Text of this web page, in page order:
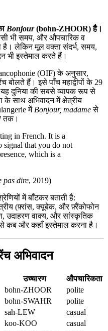
Bonjour(bohn-ZHOOR) है।
भी समय, और औपचारिक व
है। लेकिन मूल वक्ता संदर्भ, समय,
भी इस्तेमाल करते हैं।
(OIF) के अनुसार,
बोलते हैं। इसे पाँच महाद्वीपों के 29
यह दुनिया की सबसे व्यापक रूप से
साथ अभिवादन में क्षेत्रीय
मेंBonjour, madameसे
तक।
in French. It is a
signal that you do not
which is a
pas dire, 2019)
में बाँटकर बताती है:
(फ़्रांस, क्यूबेक, और फ़्रैंकोफोन
उदाहरण वाक्य, और सांस्कृतिक
कब और कहाँ इस्तेमाल करना है।
अभिवादन
उच्चारण
औपचारिकता
bohn-ZHOOR
polite
bohn-SWAHR
polite
sah-LEW
casual
koo-KOO
casual